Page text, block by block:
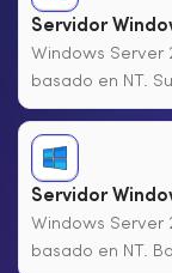
Servidor
Windows Server
basado en NT.
Servidor
Windows Server
basado en NT.